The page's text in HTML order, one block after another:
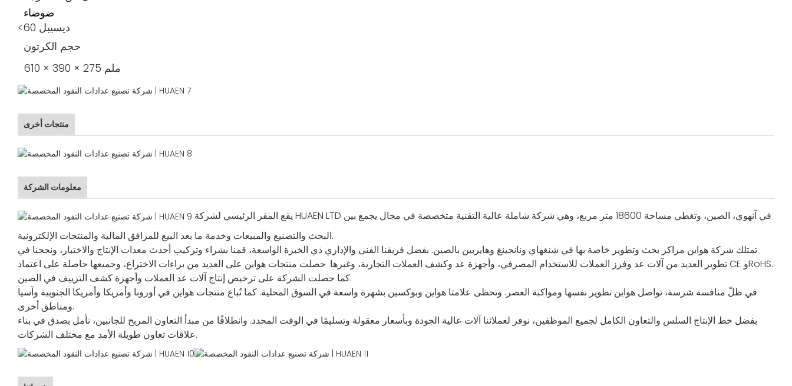
ضوضاء
<60 ديسيبل
حجم الكرتون
610 × 390 × 275 ملم
منتجات أخرى
معلومات الشركة
يقع المقر الرئيسي لشركة HUAEN LTD في آنهوي، الصين، وتغطي مساحة 18600 متر مربع، وهي شركة شاملة عالية التقنية متخصصة في مجال يجمع بين
البحث والتصنيع والمبيعات وخدمة ما بعد البيع للمرافق المالية والمنتجات الإلكترونية.
تمتلك شركة هواين مراكز بحث وتطوير خاصة بها في شنغهاي ونانجينغ وهايربين بالصين. بفضل فريقنا الفني والإداري ذي الخبرة الواسعة، قمنا بشراء وتركيب أحدث معدات الإنتاج والاختبار، ونجحنا في
تطوير العديد من آلات عد وفرز العملات للاستخدام المصرفي، وأجهزة عد وكشف العملات التجارية، وغيرها. حصلت منتجات هواين على العديد من براءات الاختراع، وجميعها حاصلة على اعتماد CE وRoHS.
كما حصلت الشركة على ترخيص إنتاج آلات عد العملات وأجهزة كشف التزييف في الصين.
في ظلّ منافسة شرسة، تواصل هواين تطوير نفسها ومواكبة العصر. وتحظى علامتا هواين وبوكسين بشهرة واسعة في السوق المحلية. كما تُباع منتجات هواين في أوروبا وأمريكا وأمريكا الجنوبية وآسيا
ومناطق أخرى.
بفضل خط الإنتاج السلس والتعاون الكامل لجميع الموظفين، نوفر لعملائنا آلات عالية الجودة وبأسعار معقولة وتسليمًا في الوقت المحدد. وانطلاقًا من مبدأ التعاون المربح للجانبين، نأمل بصدق في بناء
علاقات تعاون طويلة الأمد مع مختلف الشركات.